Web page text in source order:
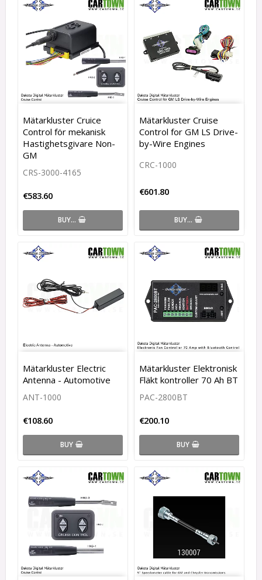
Mätarkluster Cruice
Control för mekanisk
Hastighetsgivare Non-
GM
CRS-3000-4165
€583.60
BUY…
Mätarkluster Cruise
Control for GM LS Drive-
by-Wire Engines
CRC-1000
€601.80
BUY…
Mätarkluster Electric
Antenna - Automotive
ANT-1000
€108.60
BUY
Mätarkluster Elektronisk
Fläkt kontroller 70 Ah BT
PAC-2800BT
€200.10
BUY